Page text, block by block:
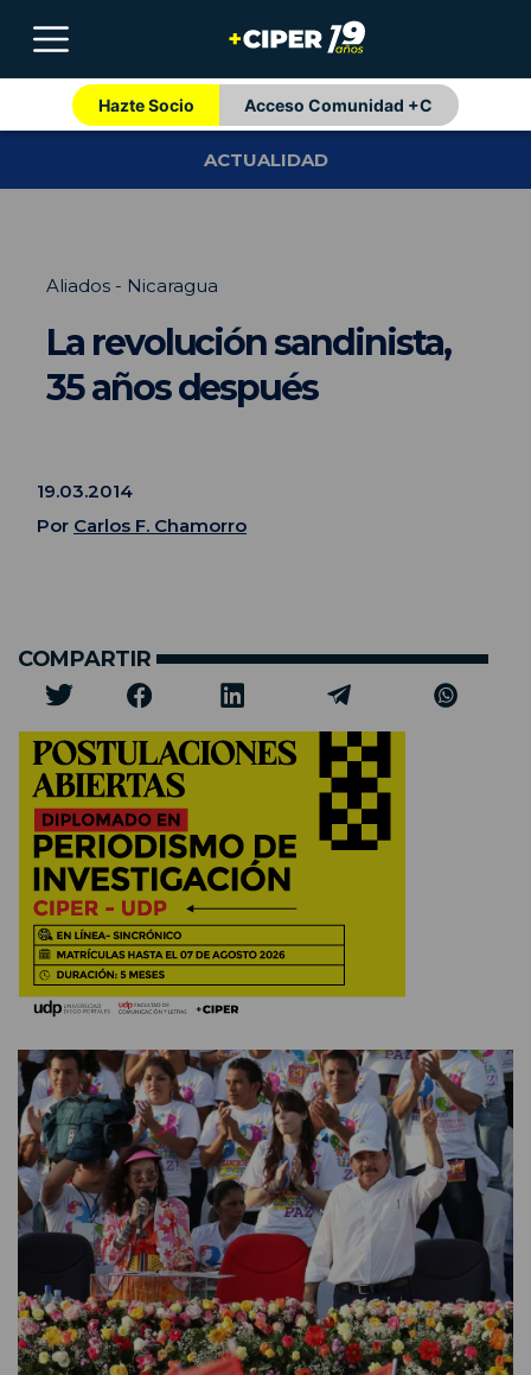
Hazte Socio Acceso Comunidad +C
ACTUALIDAD
Aliados - Nicaragua
La revolución sandinista,
35 años después
19.03.2014
Por Carlos F. Chamorro
COMPARTIR